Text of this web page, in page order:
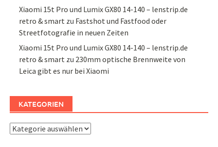
Xiaomi 15t Pro und Lumix GX80 14-140 – lenstrip.de
retro & smart zu Fastshot und Fastfood oder
Streetfotografie in neuen Zeiten
Xiaomi 15t Pro und Lumix GX80 14-140 – lenstrip.de
retro & smart zu 230mm optische Brennweite von
Leica gibt es nur bei Xiaomi
KATEGORIEN
Kategorien